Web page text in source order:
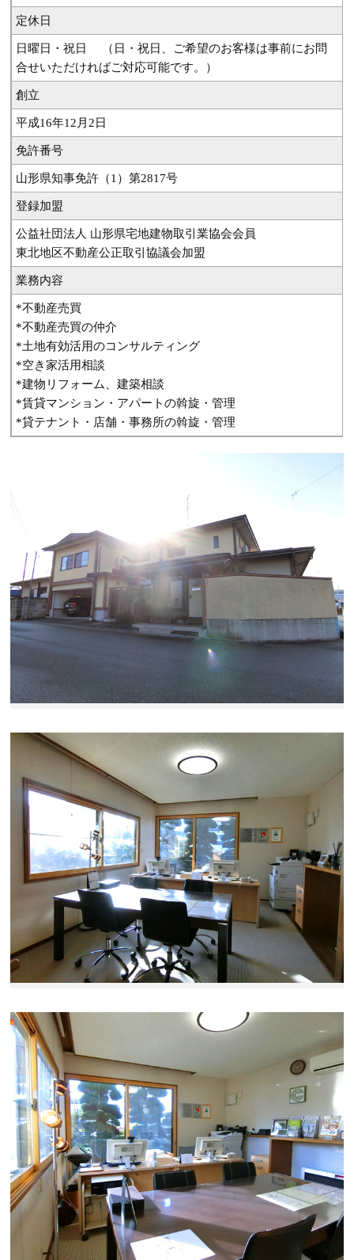
定休日
日曜日・祝日 （日・祝日、ご希望のお客様は事前にお問
合せいただければご対応可能です。）
創立
平成16年12月2日
免許番号
山形県知事免許（1）第2817号
登録加盟
公益社団法人 山形県宅地建物取引業協会会員
東北地区不動産公正取引協議会加盟
業務内容
*不動産売買
*不動産売買の仲介
*土地有効活用のコンサルティング
*空き家活用相談
*建物リフォーム、建築相談
*賃貸マンション・アパートの斡旋・管理
*貸テナント・店舗・事務所の斡旋・管理